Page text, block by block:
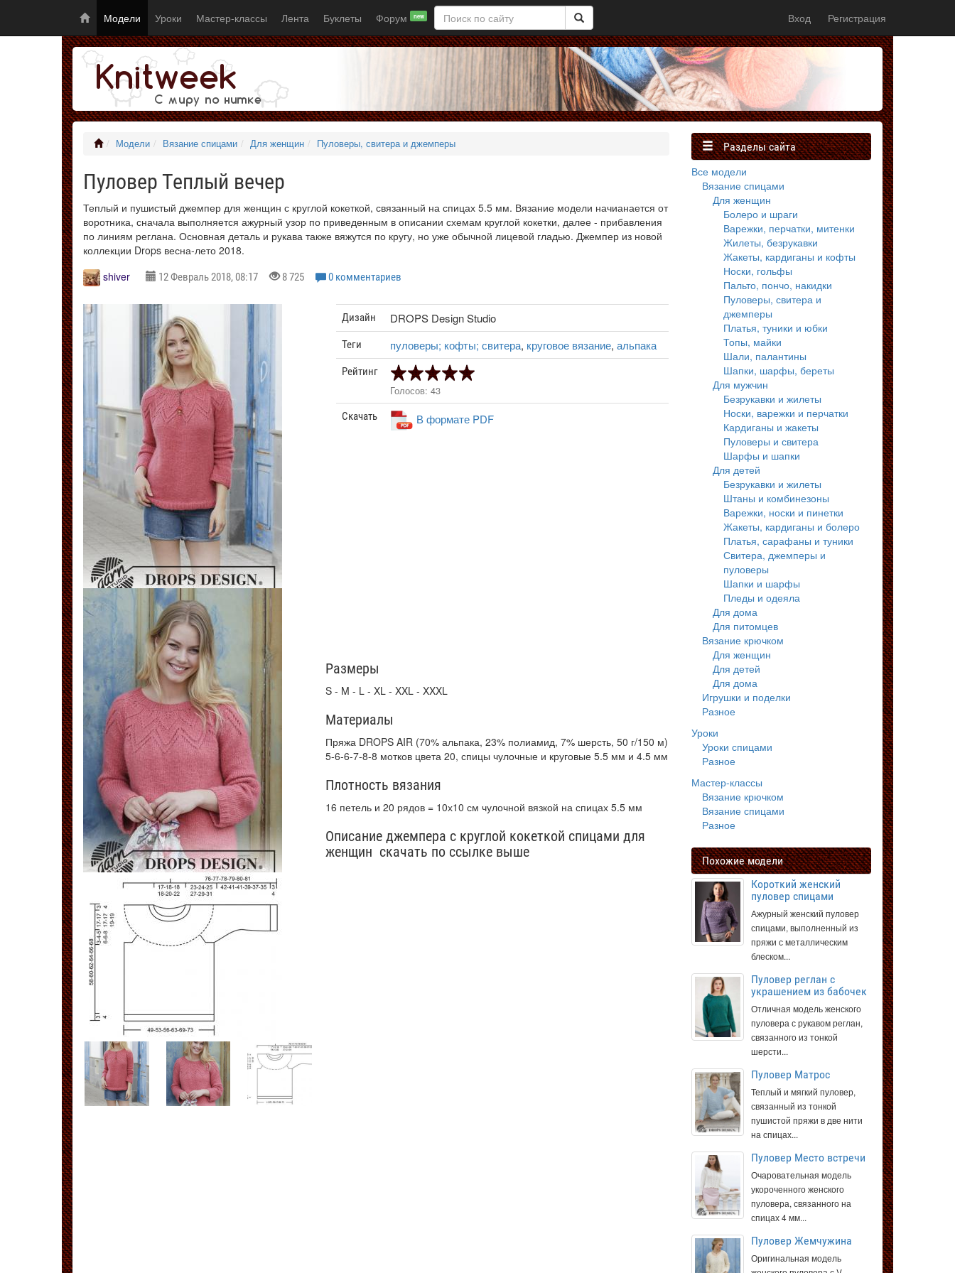
Вход Регистрация
Модели Уроки Мастер-классы Лента Буклеты Форум new
Модели Вязание спицами Для женщин Пуловеры, свитера и джемперы
Пуловер Теплый вечер
Теплый и пушистый джемпер для женщин с круглой кокеткой, связанный на спицах 5.5 мм. Вязание модели начианается от
воротника, сначала выполняется ажурный узор по приведенным в описании схемам круглой кокетки, далее - прибавления
по линиям реглана. Основная деталь и рукава также вяжутся по кругу, но уже обычной лицевой гладью. Джемпер из новой
коллекции Drops весна-лето 2018.
shiver
12 Февраль 2018, 08:17 8 725 0 комментариев
Дизайн DROPS Design Studio
Теги пуловеры; кофты; свитера, круговое вязание,альпака
Рейтинг
Голосов: 43
Скачать В формате PDF
Размеры
S - M - L - XL - XXL - XXXL
Материалы
Пряжа DROPS AIR (70% альпака, 23% полиамид, 7% шерсть, 50 г/150 м)
5-6-6-7-8-8 мотков цвета 20, спицы чулочные и круговые 5.5 мм и 4.5 мм
Плотность вязания
16 петель и 20 рядов = 10х10 см чулочной вязкой на спицах 5.5 мм
Описание джемпера с круглой кокеткой спицами для
женщин скачать по ссылке выше
Разделы сайта
Все модели
Вязание спицами
Для женщин
Болеро и шраги
Варежки, перчатки, митенки
Жилеты, безрукавки
Жакеты, кардиганы и кофты
Носки, гольфы
Пальто, пончо, накидки
Пуловеры, свитера и
джемперы
Платья, туники и юбки
Топы, майки
Шали, палантины
Шапки, шарфы, береты
Для мужчин
Безрукавки и жилеты
Носки, варежки и перчатки
Кардиганы и жакеты
Пуловеры и свитера
Шарфы и шапки
Для детей
Безрукавки и жилеты
Штаны и комбинезоны
Варежки, носки и пинетки
Жакеты, кардиганы и болеро
Платья, сарафаны и туники
Свитера, джемперы и
пуловеры
Шапки и шарфы
Пледы и одеяла
Для дома
Для питомцев
Вязание крючком
Для женщин
Для детей
Для дома
Игрушки и поделки
Разное
Уроки
Уроки спицами
Разное
Мастер-классы
Вязание крючком
Вязание спицами
Разное
Похожие модели
Короткий женский
пуловер спицами
Ажурный женский пуловер
спицами, выполненный из
пряжи с металлическим
блеском...
Пуловер реглан с
украшением из бабочек
Отличная модель женского
пуловера с рукавом реглан,
связанного из тонкой
шерсти...
Пуловер Матрос
Теплый и мягкий пуловер,
связанный из тонкой
пушистой пряжи в две нити
на спицах...
Пуловер Место встречи
Очаровательная модель
укороченного женского
пуловера, связанного на
спицах 4 мм...
Пуловер Жемчужина
Оригинальная модель